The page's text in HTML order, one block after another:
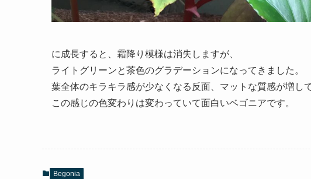
に成長すると、霜降り模様は消失しますが、
ライトグリーンと茶色のグラデーションになってきました。
葉全体のキラキラ感が少なくなる反面、マットな質感が増し
この感じの色変わりは変わっていて面白いベゴニアです。
Begonia